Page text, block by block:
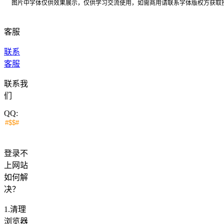
图片中字体仅供效果展示，仅供学习交流使用，如需商用请联系字体版权方获取
客服
联系
客服
联系我
们
QQ:
登录不
上网站
如何解
决？
1.清理
浏览器